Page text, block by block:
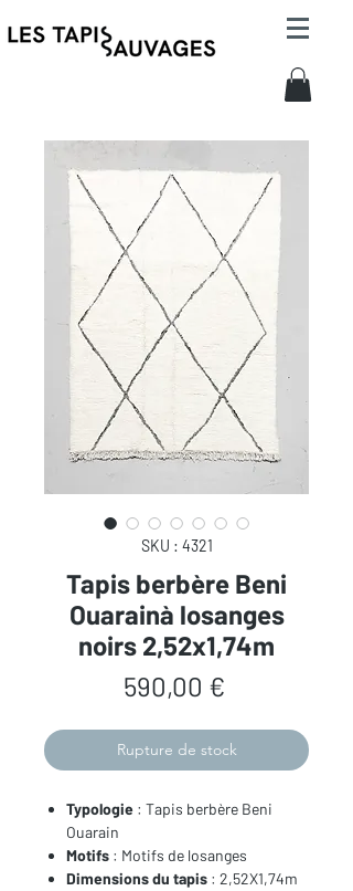
SKU : 4321
Tapis berbère Beni
Ouarainà losanges
noirs 2,52x1,74m
590,00 €Prix
Rupture de stock
Typologie : Tapis berbère Beni
Ouarain
Motifs : Motifs de losanges
Dimensions du tapis : 2,52X1,74m